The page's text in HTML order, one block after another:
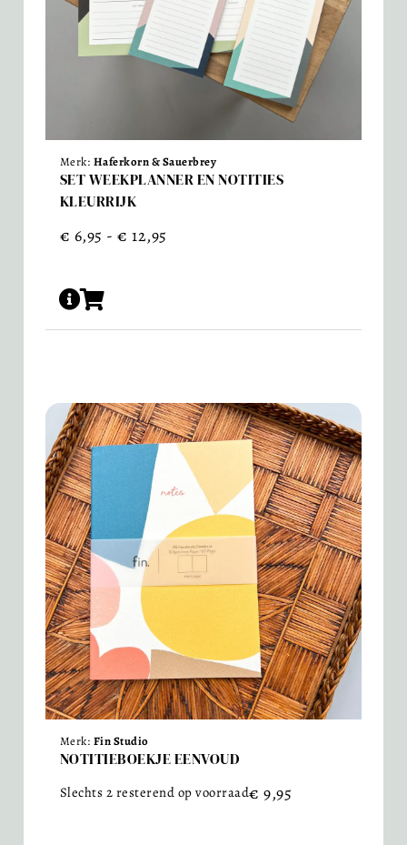
Merk: Haferkorn & Sauerbrey
SET WEEKPLANNER EN NOTITIES
KLEURRIJK
€ 6,95 - € 12,95
Merk: Fin Studio
NOTITIEBOEKJE EENVOUD
Slechts 2 resterend op voorraad€ 9,95